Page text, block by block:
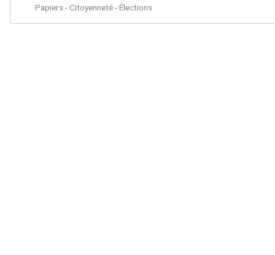
Papiers - Citoyenneté - Élections